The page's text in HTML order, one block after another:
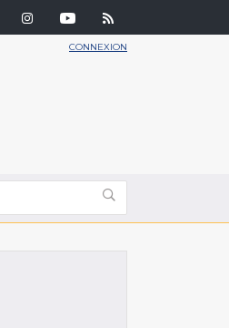
CONNEXION